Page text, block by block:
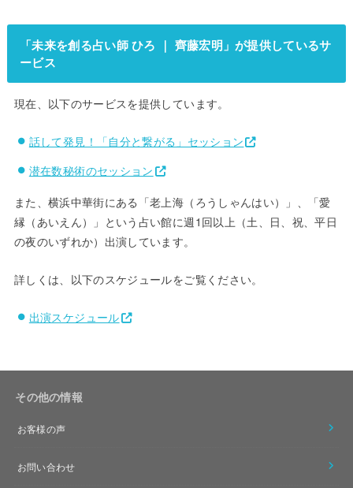
「未来を創る占い師 ひろ ｜ 齊藤宏明」が提供しているサ
ービス
現在、以下のサービスを提供しています。
話して発見！「自分と繋がる」セッション
潜在数秘術のセッション
また、横浜中華街にある「老上海（ろうしゃんはい）」、「愛
縁（あいえん）」という占い館に週1回以上（土、日、祝、平日
の夜のいずれか）出演しています。
詳しくは、以下のスケジュールをご覧ください。
出演スケジュール
その他の情報
お客様の声
お問い合わせ